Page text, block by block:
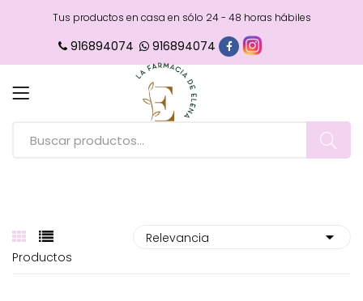
Tus productos en casa en sólo 24 - 48 horas hábiles
916894074 916894074
Productos